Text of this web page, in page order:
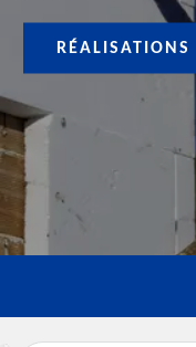
RÉALISATIONS